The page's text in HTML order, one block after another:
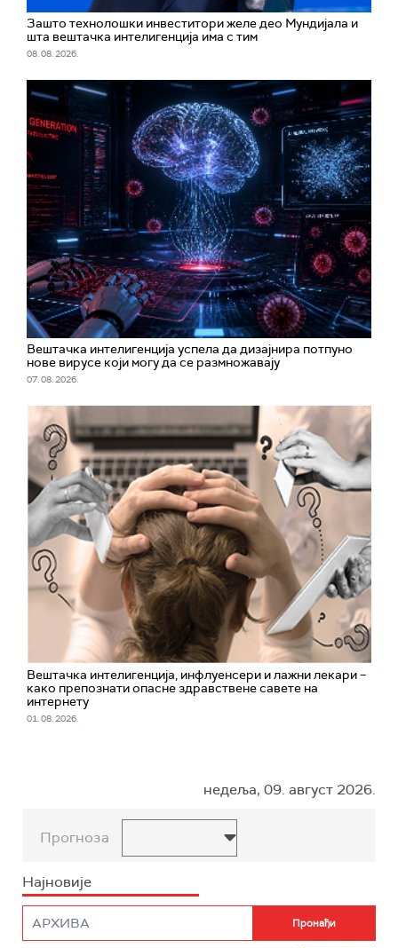
Зашто технолошки инвеститори желе део Мундијала и
шта вештачка интелигенција има с тим
08. 08. 2026.
Вештачка интелигенција успела да дизајнира потпуно
нове вирусе који могу да се размножавају
07. 08. 2026.
Вештачка интелигенција, инфлуенсери и лажни лекари –
како препознати опасне здравствене савете на
интернету
01. 08. 2026.
недеља, 09. август 2026.
Прогноза
Најновије